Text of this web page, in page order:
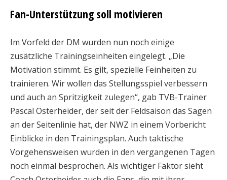
Fan-Unterstützung soll motivieren
Im Vorfeld der DM wurden nun noch einige
zusätzliche Trainingseinheiten eingelegt. „Die
Motivation stimmt. Es gilt, spezielle Feinheiten zu
trainieren. Wir wollen das Stellungsspiel verbessern
und auch an Spritzigkeit zulegen“, gab TVB-Trainer
Pascal Osterheider, der seit der Feldsaison das Sagen
an der Seitenlinie hat, der NWZ in einem Vorbericht
Einblicke in den Trainingsplan. Auch taktische
Vorgehensweisen wurden in den vergangenen Tagen
noch einmal besprochen. Als wichtiger Faktor sieht